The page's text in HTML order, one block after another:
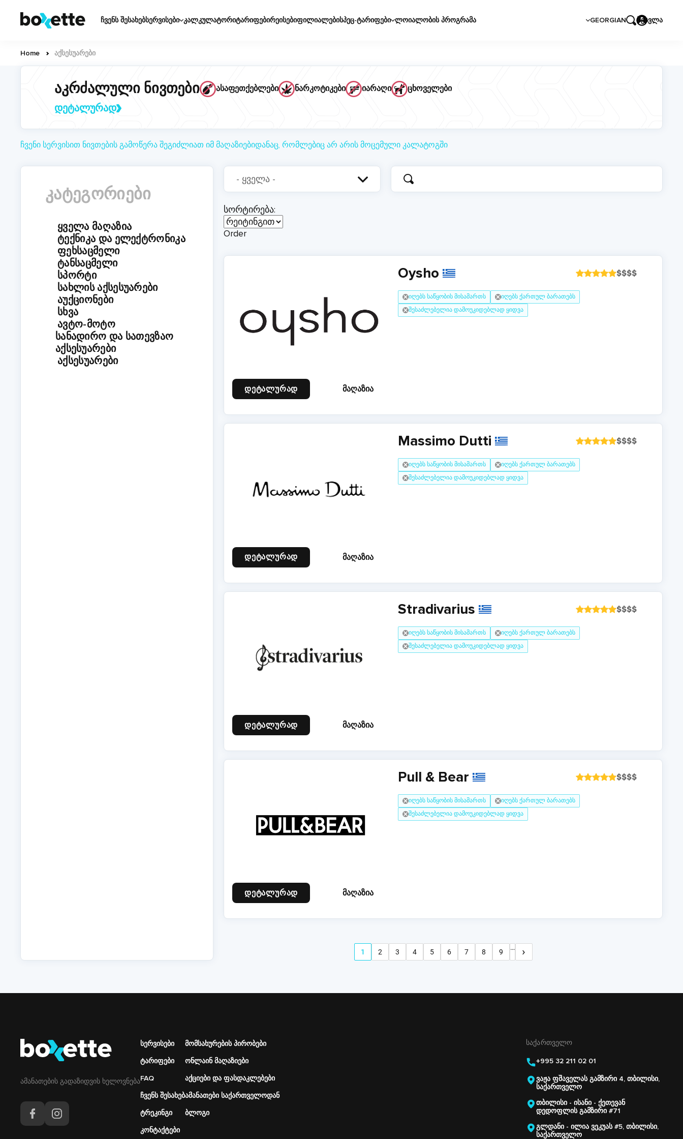
Основная
навигация
ჩვენს შესახებსერვისები კალკულატორიტარიფებირეისებიფილიალებისპეც-ტარიფები ლოიალობის პროგრამა GEORGIAN შესვლა
Breadcrumb
Home აქსესუარები
აკრძალული ნივთები ასაფეთქებლები ნარკოტიკები იარაღი ცხოველები
დეტალურად
ჩვენი სერვისით ნივთების გამოწერა შეგიძლიათ იმ მაღაზიებიდანაც, რომლებიც არ არის მოცემული კალატოგში
ᲙᲐᲢᲔᲒᲝᲠᲘᲔᲑᲘ
ᲧᲕᲔᲚᲐ ᲛᲐᲦᲐᲖᲘᲐ
ᲢᲔᲥᲜᲘᲙᲐ ᲓᲐ ᲔᲚᲔᲥᲢᲠᲝᲜᲘᲙᲐ
ᲤᲔᲮᲡᲐᲪᲛᲔᲚᲘ
ᲢᲐᲜᲡᲐᲪᲛᲔᲚᲘ
ᲡᲞᲝᲠᲢᲘ
ᲡᲐᲮᲚᲘᲡ ᲐᲥᲡᲔᲡᲣᲐᲠᲔᲑᲘ
ᲐᲣᲥᲪᲘᲝᲜᲔᲑᲘ
ᲡᲮᲕᲐ
ᲐᲕᲢᲝ-ᲛᲝᲢᲝ
ᲡᲐᲜᲐᲓᲘᲠᲝ ᲓᲐ ᲡᲐᲗᲔᲕᲖᲐᲝ
ᲐᲥᲡᲔᲡᲣᲐᲠᲔᲑᲘ
ᲐᲥᲡᲔᲡᲣᲐᲠᲔᲑᲘ
სორტირება:
Order
დეტალურად მაღაზია
Oysho $$$$
იღებს საწყობის მისამართს
იღებს ქართულ ბარათებს
შესაძლებელია დამოუკიდებლად ყიდვა
დეტალურად მაღაზია
Massimo Dutti $$$$
იღებს საწყობის მისამართს
იღებს ქართულ ბარათებს
შესაძლებელია დამოუკიდებლად ყიდვა
დეტალურად მაღაზია
Stradivarius $$$$
იღებს საწყობის მისამართს
იღებს ქართულ ბარათებს
შესაძლებელია დამოუკიდებლად ყიდვა
დეტალურად მაღაზია
Pull & Bear $$$$
იღებს საწყობის მისამართს
იღებს ქართულ ბარათებს
შესაძლებელია დამოუკიდებლად ყიდვა
Current
page
1 გვერდი
2 გვერდი
3 გვერდი
4 გვერდი
5 გვერდი
6 გვერდი
7 გვერდი
8 გვერდი
9
…
Next
›
ამანათების გადაზიდვის ხელოვნება
Подвал
навигация
სერვისები
ტარიფები
FAQ
ჩვენს შესახებ
ტრეკინგი
კონტაქტები
Подвал
справа
მომსახურების პირობები
ონლაინ მაღაზიები
აქციები და ფასდაკლებები
ამანათები საქართველოდან
ბლოგი
ᲡᲐᲥᲐᲠᲗᲕᲔᲚᲝ
+995 32 211 02 01
ვაჟა ფშაველას გამზირი 4, თბილისი,
საქართველო
თბილისი - ისანი - ქეთევან
დედოფლის გამზირი #71
გლდანი - ილია ვეკუას #5, თბილისი,
საქართველო